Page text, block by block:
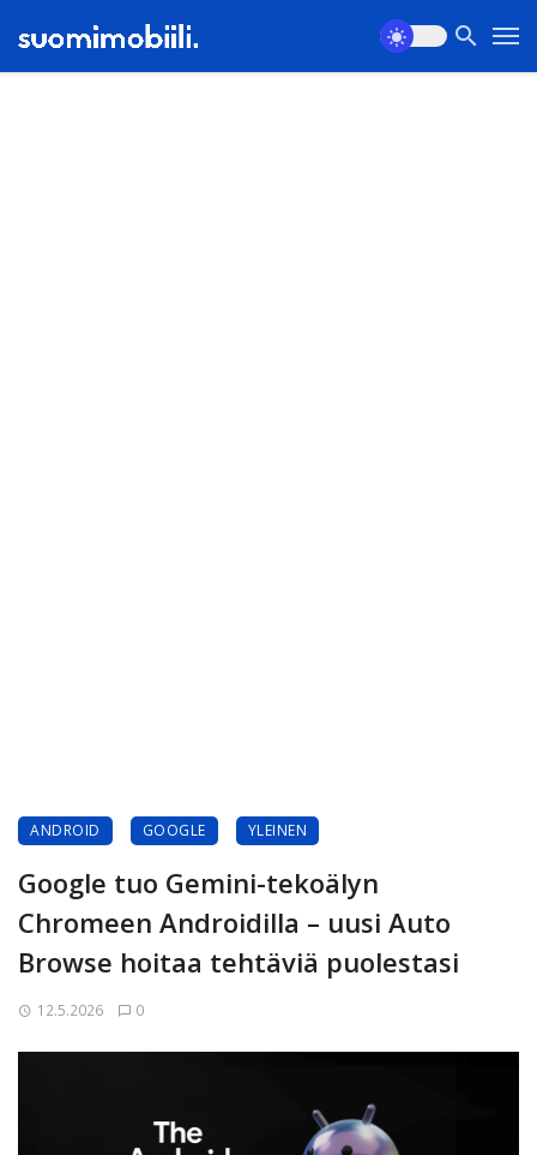
ANDROID GOOGLE YLEINEN
Google tuo Gemini-tekoälyn
Chromeen Androidilla – uusi Auto
Browse hoitaa tehtäviä puolestasi
12.5.2026 0